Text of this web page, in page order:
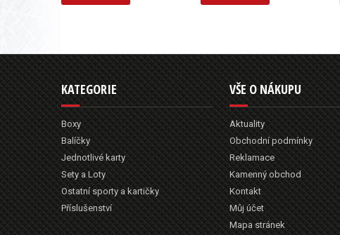
KATEGORIE
Boxy
Balíčky
Jednotlivé karty
Sety a Loty
Ostatní sporty a kartičky
Příslušenství
VŠE O NÁKUPU
Aktuality
Obchodní podmínky
Reklamace
Kamenný obchod
Kontakt
Můj účet
Mapa stránek